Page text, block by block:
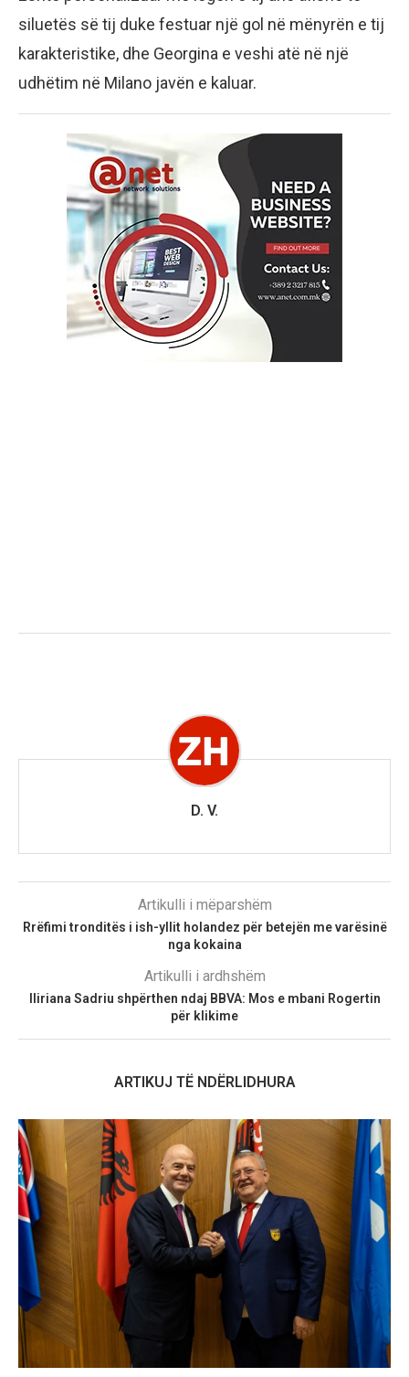
siluetës së tij duke festuar një gol në mënyrën e tij
karakteristike, dhe Georgina e veshi atë në një
udhëtim në Milano javën e kaluar.
D. V.
Artikulli i mëparshëm
Rrëfimi tronditës i ish-yllit holandez për betejën me varësinë
nga kokaina
Artikulli i ardhshëm
Iliriana Sadriu shpërthen ndaj BBVA: Mos e mbani Rogertin
për klikime
ARTIKUJ TË NDËRLIDHURA